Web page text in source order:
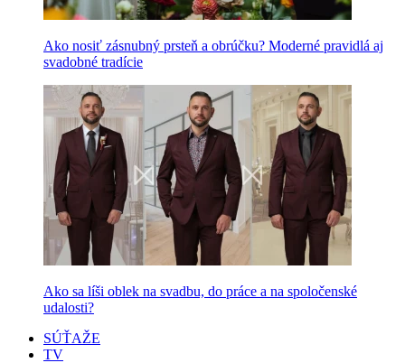
Ako nosiť zásnubný prsteň a obrúčku? Moderné pravidlá aj
svadobné tradície
Ako sa líši oblek na svadbu, do práce a na spoločenské
udalosti?
SÚŤAŽE
TV